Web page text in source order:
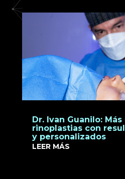
Dr. Ivan Guanilo:
rinoplastias con
y personalizados
LEER MÁS